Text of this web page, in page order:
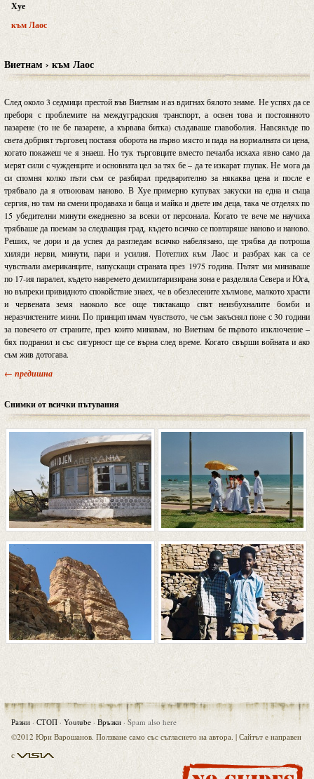
Хуе
към Лаос
Виетнам › към Лаос
След около 3 седмици престой във Виетнам и аз вдигнах бялото знаме. Не успях да се
преборя с проблемите на междуградския транспорт, а освен това и постоянното
пазарене (то не бе пазарене, а кървава битка) създаваше главоболия. Навсякъде по
света добрият търговец поставя оборота на първо място и пада на нормалната си цена,
когато покажеш че я знаеш. Но тук търговците вместо печалба искаха явно само да
мерят сили с чужденците и основната цел за тях бе – да те изкарат глупак. Не мога да
си спомня колко пъти съм се разбирал предварително за някаква цена и после е
трябвало да я отвоювам наново. В Хуе примерно купувах закуски на една и съща
сергия, но там на смени продаваха и баща и майка и двете им деца, така че отделях по
15 убедителни минути ежедневно за всеки от персонала. Когато те вече ме научиха
трябваше да поемам за следващия град, където всичко се повтаряше наново и наново.
Реших, че дори и да успея да разгледам всичко набелязано, ще трябва да потроша
хиляди нерви, минути, пари и усилия. Потеглих към Лаос и разбрах как са се
чувствали американците, напускащи страната през 1975 година. Пътят ми минаваше
по 17-ия паралел, където навремето демилитаризирана зона е разделяла Севера и Юга,
но въпреки привидното спокойствие знаех, че в обезлесените хълмове, малкото храсти
и червената земя наоколо все още тиктакащо спят неизбухналите бомби и
неразчистените мини. По принцип имам чувството, че съм закъснял поне с 30 години
за повечето от страните, през които минавам, но Виетнам бе първото изключение –
бях подранил и със сигурност ще се върна след време. Когато свърши войната и ако
съм жив дотогава.
← предишна
Снимки от всички пътувания
Разни · СТОП · Youtube · Връзки · Spam also here
©2012 Юри Варошанов. Ползване само със съгласието на автора. | Сайтът е направен
с Visia